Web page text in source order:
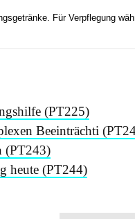
Für Verpflegung
(PT225)
Beeinträchti
(PT243)
heute (PT244)